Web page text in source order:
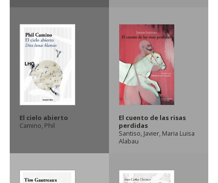
El cielo abierto
Camino, Phil
El cuento de las risas
perdidas
Santiso, Javier, Maria Luisa
Alabau